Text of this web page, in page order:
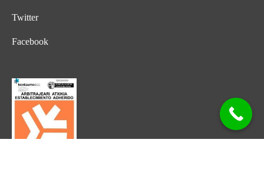
Twitter
Facebook